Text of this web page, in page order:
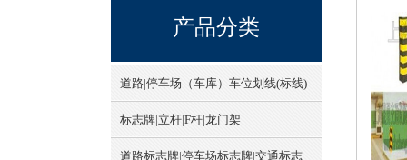
产品分类
道路|停车场（车库）车位划线(标线)
标志牌|立杆|F杆|龙门架
道路标志牌|停车场标志牌|交通标志